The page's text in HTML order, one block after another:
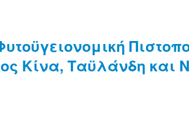
Κίνα, Ταϋλάνδη και